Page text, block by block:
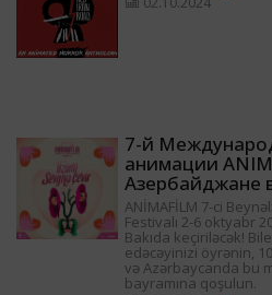
7-й
анимации
Азербайджане
ANİMAFİLM 7-ci
Festivalı 2-6 oktyabr
Bakıda keçiriləcək!
edəcəyinizi öyrənin,
və Azərbaycanda bu
bayramına qoşulun.